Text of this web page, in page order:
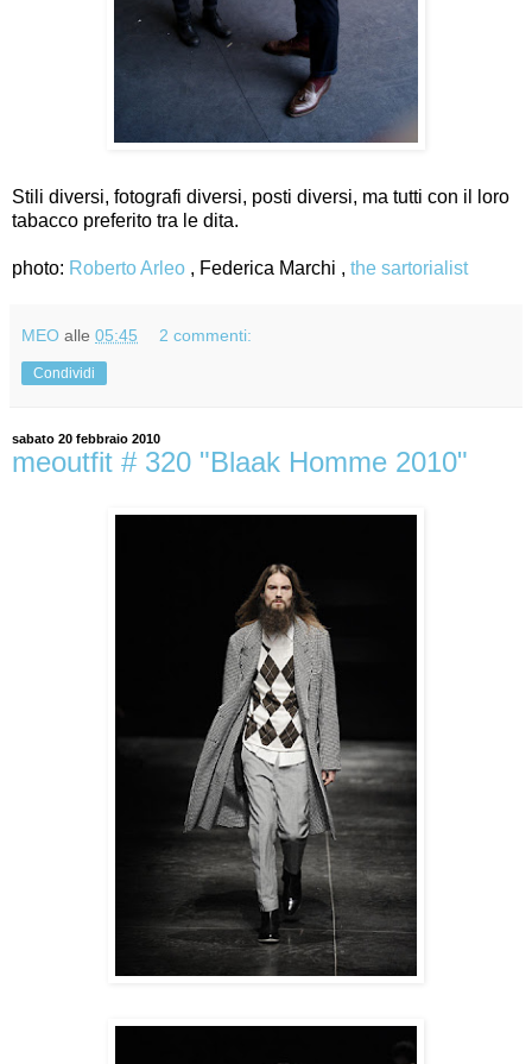
Stili diversi, fotografi diversi, posti diversi, ma tutti con il loro
tabacco preferito tra le dita.
photo: Roberto Arleo , Federica Marchi , the sartorialist
MEO alle 05:45 2 commenti:
Condividi
sabato 20 febbraio 2010
meoutfit # 320 "Blaak Homme 2010"